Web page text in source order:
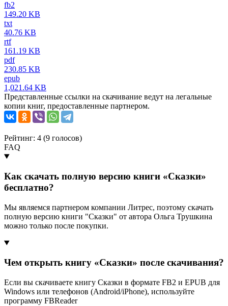
fb2
149.20 KB
txt
40.76 KB
rtf
161.19 KB
pdf
230.85 KB
epub
1,021.64 KB
Представленные ссылки на скачивание ведут на легальные
копии книг, предоставленные партнером.
Рейтинг: 4 (9 голосов)
FAQ
Как скачать полную версию книги «Сказки»
бесплатно?
Мы являемся партнером компании Литрес, поэтому скачать
полную версию книги "Сказки" от автора Ольга Трушкина
можно только после покупки.
Чем открыть книгу «Сказки» после скачивания?
Если вы скачиваете книгу Сказки в формате FB2 и EPUB для
Windows или телефонов (Android/iPhone), используйте
программу FBReader